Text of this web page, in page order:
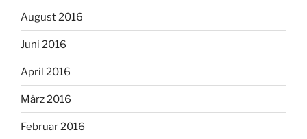
August 2016
Juni 2016
April 2016
März 2016
Februar 2016